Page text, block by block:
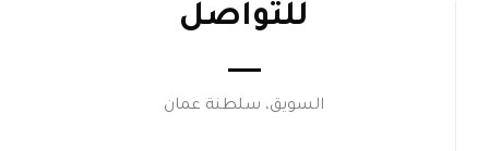
للتواصل
السويق، سلطنة عمان